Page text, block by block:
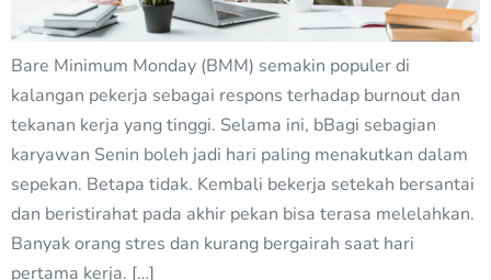
Bare Minimum Monday (BMM) semakin populer di
kalangan pekerja sebagai respons terhadap burnout dan
tekanan kerja yang tinggi. Selama ini, bBagi sebagian
karyawan Senin boleh jadi hari paling menakutkan dalam
sepekan. Betapa tidak. Kembali bekerja setekah bersantai
dan beristirahat pada akhir pekan bisa terasa melelahkan.
Banyak orang stres dan kurang bergairah saat hari
pertama kerja. […]